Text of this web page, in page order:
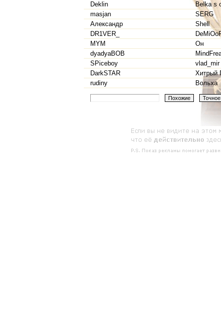
Deklin
Belka s
masjan
SERG
Александр
Shell
DR1VER_
MYM
Он
dyadyaBOB
SPiceboy
vlad_mir
DarkSTAR
Хитрый
rudiny
Вольха